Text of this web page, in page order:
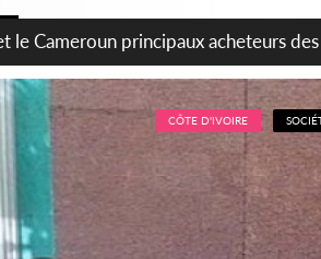
période légale des ventes
CÔTE D'IVOIRE